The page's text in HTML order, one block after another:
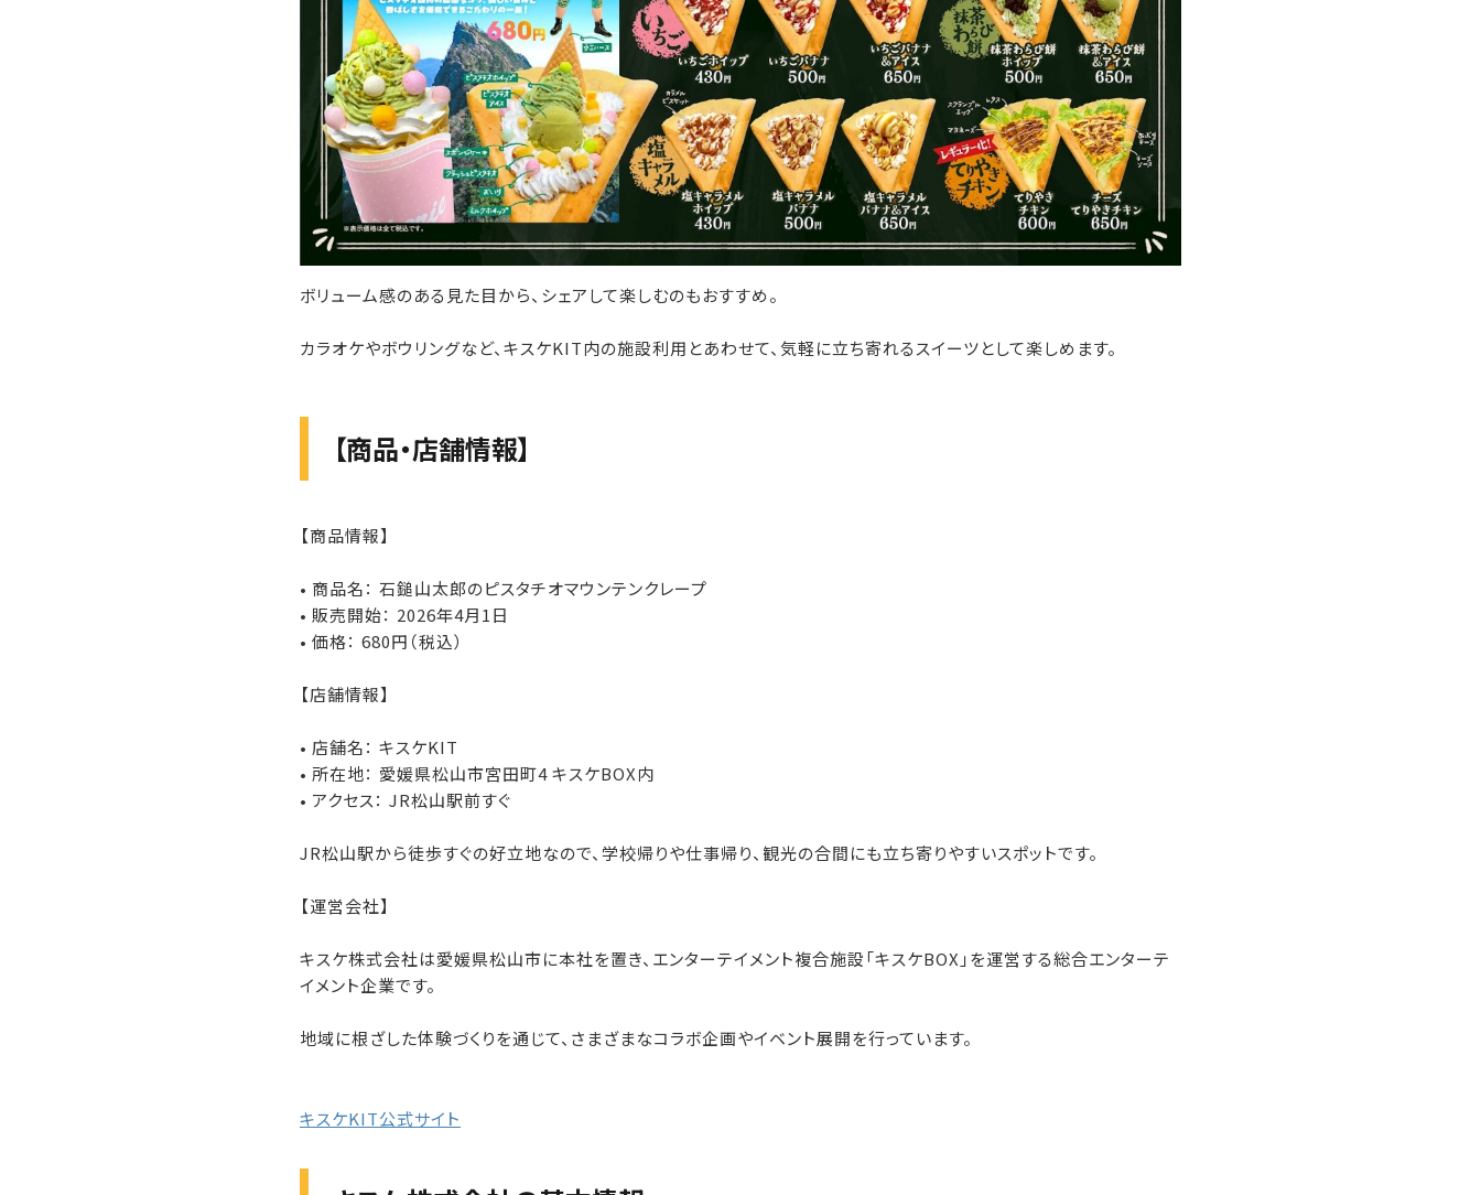
ボリューム感のある見た目から、シェアして楽しむのもおすすめ。
カラオケやボウリングなど、キスケKIT内の施設利用とあわせて、気軽に立ち寄れるスイーツとして楽しめます。
【商品・店舗情報】
【商品情報】
• 商品名： 石鎚山太郎のピスタチオマウンテンクレープ
• 販売開始： 2026年4月1日
• 価格： 680円（税込）
【店舗情報】
• 店舗名： キスケKIT
• 所在地： 愛媛県松山市宮田町4 キスケBOX内
• アクセス： JR松山駅前すぐ
JR松山駅から徒歩すぐの好立地なので、学校帰りや仕事帰り、観光の合間にも立ち寄りやすいスポットです。
【運営会社】
キスケ株式会社は愛媛県松山市に本社を置き、エンターテイメント複合施設「キスケBOX」を運営する総合エンターテ
イメント企業です。
地域に根ざした体験づくりを通じて、さまざまなコラボ企画やイベント展開を行っています。
キスケKIT公式サイト